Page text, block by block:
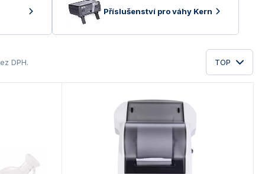
Příslušenství pro váhy Kern
DPH. TOP